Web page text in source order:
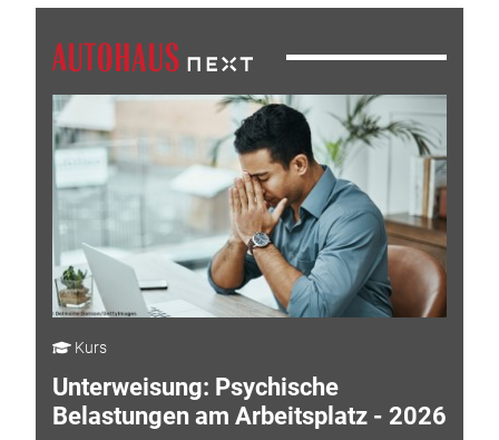
Kurs
Unterweisung: Psychische
Belastungen am Arbeitsplatz - 2026